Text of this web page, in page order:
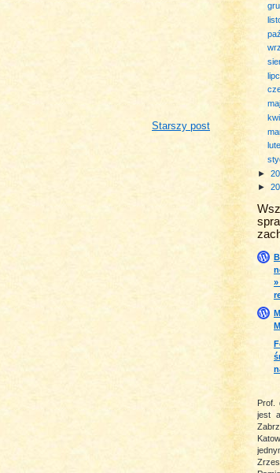
►
►
Prof.
jest
Starszy post